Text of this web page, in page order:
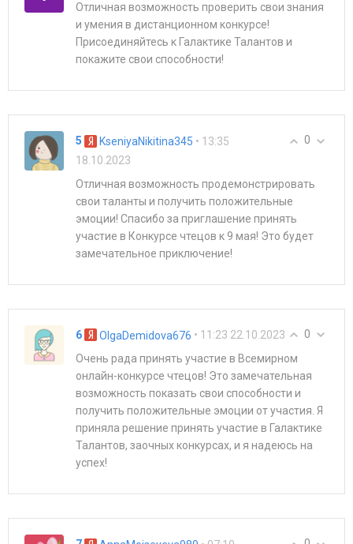
Отличная возможность проверить свои знания
и умения в дистанционном конкурсе!
Присоединяйтесь к Галактике Талантов и
покажите свои способности!
0
5 KseniyaNikitina345 • 13:35
18.10.2023
Отличная возможность продемонстрировать
свои таланты и получить положительные
эмоции! Спасибо за приглашение принять
участие в Конкурсе чтецов к 9 мая! Это будет
замечательное приключение!
0
6 OlgaDemidova676 • 11:23 22.10.2023
Очень рада принять участие в Всемирном
онлайн-конкурсе чтецов! Это замечательная
возможность показать свои способности и
получить положительные эмоции от участия. Я
приняла решение принять участие в Галактике
Талантов, заочных конкурсах, и я надеюсь на
успех!